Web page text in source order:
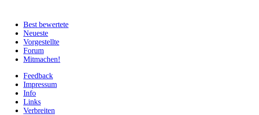
Best bewertete
Neueste
Vorgestellte
Forum
Mitmachen!
Feedback
Impressum
Info
Links
Verbreiten